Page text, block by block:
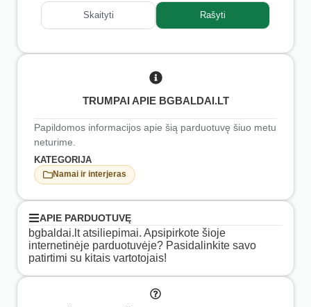
Skaityti Rašyti
TRUMPAI APIE BGBALDAI.LT
Papildomos informacijos apie šią parduotuvę šiuo metu
neturime.
KATEGORIJA
Namai ir interjeras
APIE PARDUOTUVĘ
bgbaldai.lt atsiliepimai. Apsipirkote šioje
internetinėje parduotuvėje? Pasidalinkite savo
patirtimi su kitais vartotojais!